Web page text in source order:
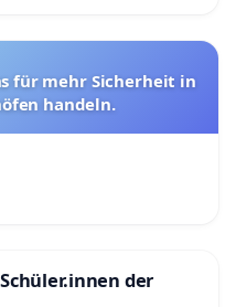
für mehr Sicherheit in
handeln.
der